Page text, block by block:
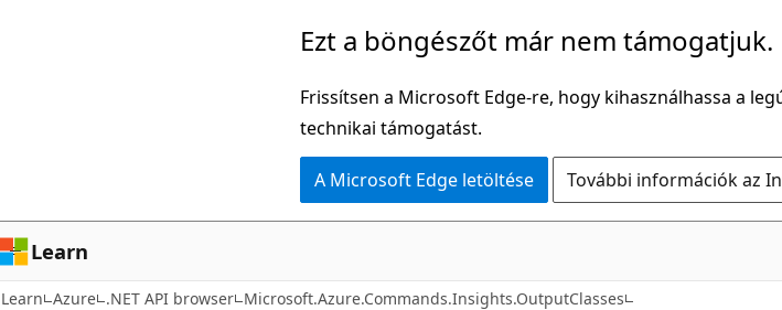
Ezt a böngészőt már nem támogatjuk.
Frissítsen a Microsoft Edge-re, hogy kihasználhassa a
technikai támogatást.
A Microsoft Edge letöltése További információk az
Learn
Learn Azure .NET API browser Microsoft.Azure.Commands.Insights.OutputClasses